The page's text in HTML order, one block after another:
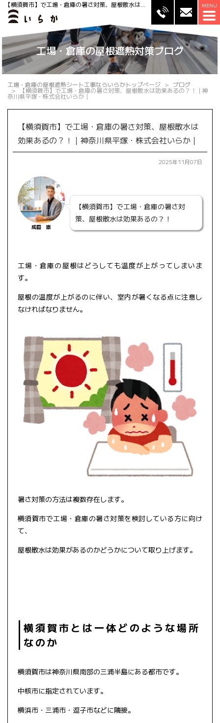
工場・倉庫の屋根遮熱対策ブログ
工場・倉庫の屋根遮熱シート工事ならいらかトップページ ブログ
【横須賀市】で工場・倉庫の暑さ対策、屋根散水は効果あるの？！｜神
奈川県平塚・株式会社いらか｜
【横須賀市】で工場・倉庫の暑さ対策、屋根散水は
効果あるの？！｜神奈川県平塚・株式会社いらか｜
2025年11月07日
成田 崇
【横須賀市】で工場・倉庫の暑さ対
策、屋根散水は効果あるの？！
工場・倉庫の屋根はどうしても温度が上がってしまいま
す。
屋根の温度が上がるのに伴い、室内が暑くなる点に注意し
なければなりません。
暑さ対策の方法は複数存在します。
横須賀市で工場・倉庫の暑さ対策を検討している方に向け
て、
屋根散水は効果があるのかどうかについて取り上げます。
横須賀市とは一体どのような場所
なのか
横須賀市は神奈川県南部の三浦半島にある都市です。
中核市に指定されています。
横浜市・三浦市・逗子市などに隣接。